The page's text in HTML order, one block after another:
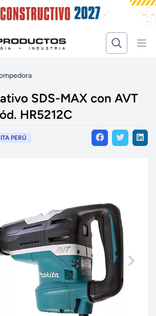
SDS-MAX con AVT
HR5212C
PERÚ